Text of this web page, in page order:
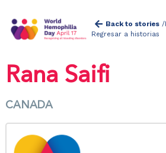
Back to stories/
Regresar a historias
Rana Saifi
CANADA